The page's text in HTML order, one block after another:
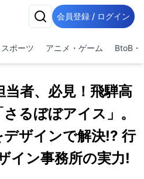
会員登録 / ログイン
スポーツ アニメ・ゲーム BtoB・
当者、必見！飛騨高
るぼぼアイス」。
ザインで解決!? 行
イン事務所の実力!